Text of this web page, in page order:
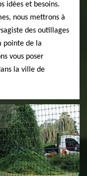
idées et besoins.
nous mettrons à
des outillages
pointe de la
vous poser
la ville de